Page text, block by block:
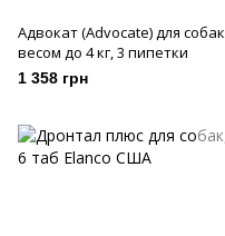
Адвокат (Advocate) для собак
весом до 4 кг, 3 пипетки
1 358 грн